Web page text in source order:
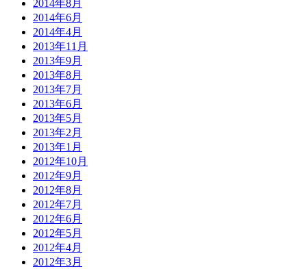
2014年8月
2014年6月
2014年4月
2013年11月
2013年9月
2013年8月
2013年7月
2013年6月
2013年5月
2013年2月
2013年1月
2012年10月
2012年9月
2012年8月
2012年7月
2012年6月
2012年5月
2012年4月
2012年3月